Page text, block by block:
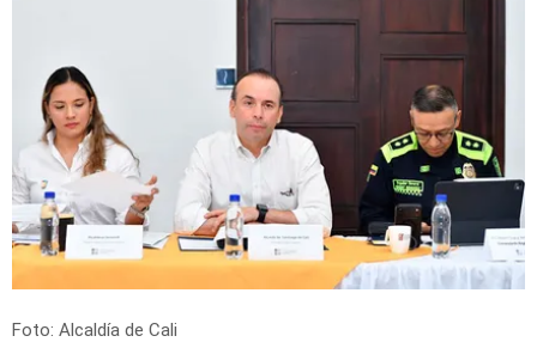
Foto: Alcaldía de Cali